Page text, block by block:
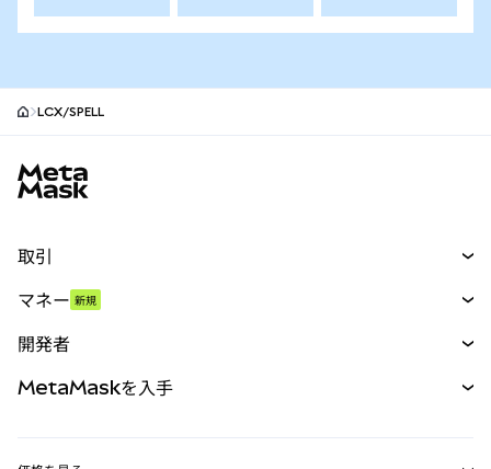
LCX/SPELL
取引
パーペチュアル
RWA
マネー 新規
開発者
MetaMaskを入手